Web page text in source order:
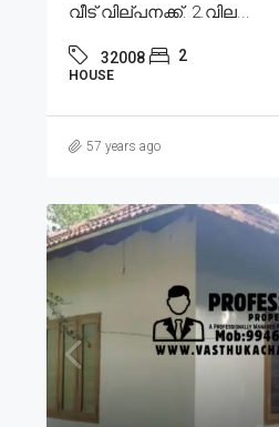
വീട് വില്പനക്ക്. 2.വില...
32008 2
HOUSE
57 years ago